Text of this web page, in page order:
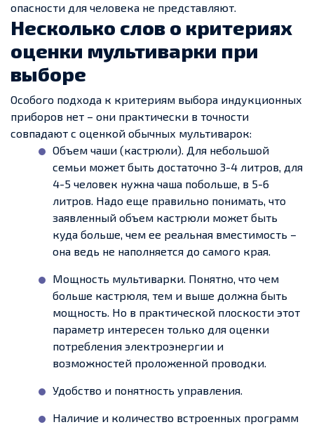
опасности для человека не представляют.
Несколько слов о критериях
оценки мультиварки при
выборе
Особого подхода к критериям выбора индукционных
приборов нет – они практически в точности
совпадают с оценкой обычных мультиварок:
Объем чаши (кастрюли). Для небольшой
семьи может быть достаточно 3-4 литров, для
4-5 человек нужна чаша побольше, в 5-6
литров. Надо еще правильно понимать, что
заявленный объем кастрюли может быть
куда больше, чем ее реальная вместимость –
она ведь не наполняется до самого края.
Мощность мультиварки. Понятно, что чем
больше кастрюля, тем и выше должна быть
мощность. Но в практической плоскости этот
параметр интересен только для оценки
потребления электроэнергии и
возможностей проложенной проводки.
Удобство и понятность управления.
Наличие и количество встроенных программ